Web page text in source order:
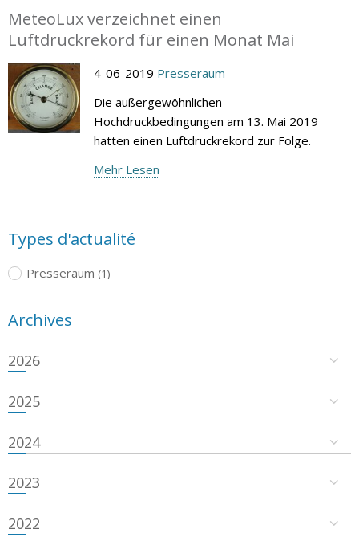
MeteoLux verzeichnet einen
Luftdruckrekord für einen Monat Mai
4-06-2019 Presseraum
Die außergewöhnlichen
Hochdruckbedingungen am 13. Mai 2019
hatten einen Luftdruckrekord zur Folge.
Mehr Lesen
Types d'actualité
Presseraum (1)
Archives
2026
2025
2024
2023
2022